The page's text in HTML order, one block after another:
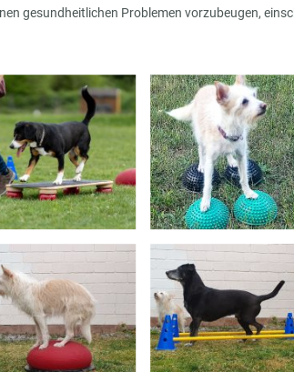
gesundheitlichen Problemen vorzubeugen,